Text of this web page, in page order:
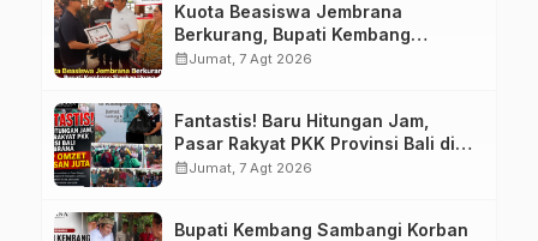
Kuota Beasiswa Jembrana
Berkurang, Bupati Kembang
Siapkan Upaya Penambahan di
calendar_monthJumat, 7 Agt 2026
Fantastis! Baru Hitungan Jam,
Pasar Rakyat PKK Provinsi Bali di
Jembrana Raup Omzet Ratusan
calendar_monthJumat, 7 Agt 2026
Bupati Kembang Sambangi Korban